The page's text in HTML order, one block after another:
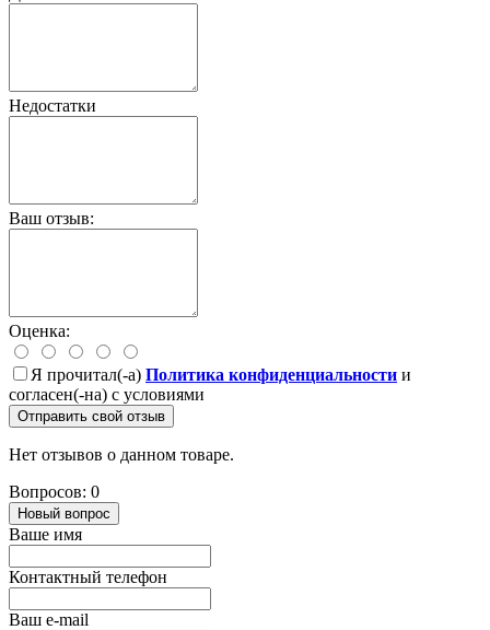
Недостатки
Ваш отзыв:
Оценка:
Я прочитал(-а) Политика конфиденциальности и
согласен(-на) с условиями
Отправить свой отзыв
Нет отзывов о данном товаре.
Вопросов: 0
Новый вопрос
Ваше имя
Контактный телефон
Ваш e-mail